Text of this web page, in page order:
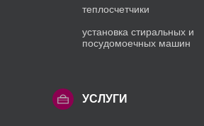
теплосчетчики
установка стиральных и
посудомоечных машин
УСЛУГИ